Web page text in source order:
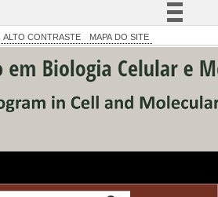
Simplifique!
Comunica BR
Participe
Acesso à informação
Canais
ALTO CONTRASTE MAPA DO SITE